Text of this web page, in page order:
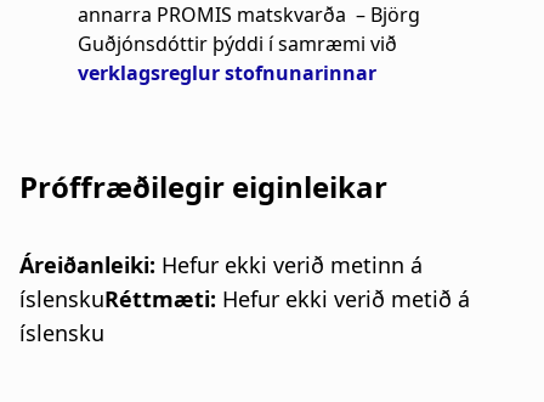
annarra PROMIS matskvarða – Björg
Guðjónsdóttir þýddi í samræmi við
verklagsreglur stofnunarinnar
Próffræðilegir eiginleikar
Áreiðanleiki: Hefur ekki verið metinn á
íslenskuRéttmæti: Hefur ekki verið metið á
íslensku